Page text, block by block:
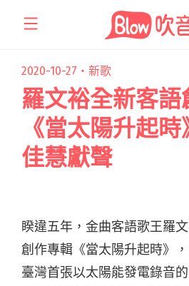
2020-10-27・ 新歌
羅文裕全新客語
《當太陽升起
佳慧獻聲
睽違五年，金曲客語歌王羅
創作專輯《當太陽升起時》
臺灣首張以太陽能發電錄音